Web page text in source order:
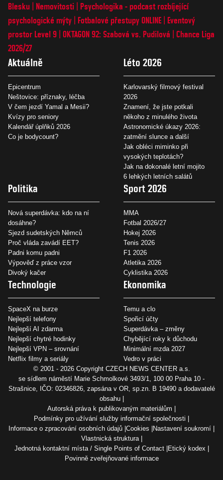
Blesku
Nemovitosti
Psychologika - podcast rozbíjející
psychologické mýty
Fotbalové přestupy ONLINE
Eventový
prostor Level 9 OKTAGON 92: Szabová vs. Pudilová
Chance Liga
2026/27
Aktuálně
Epicentrum
Neštovice: příznaky, léčba
V čem jezdí Yamal a Mesii?
Kvízy pro seniory
Kalendář úplňků 2026
Co je bodycount?
Léto 2026
Karlovarský filmový festival
2026
Znamení, že jste potkali
někoho z minulého života
Astronomické úkazy 2026:
zatmění slunce a další
Jak obléci miminko při
vysokých teplotách?
Jak na dokonalé letní mojito
6 lehkých letních salátů
Politika
Nová superdávka: kdo na ní
dosáhne?
Sjezd sudetských Němců
Proč vláda zavádí EET?
Padni komu padni
Výpověď z práce vzor
Divoký kačer
Sport 2026
MMA
Fotbal 2026/27
Hokej 2026
Tenis 2026
F1 2026
Atletika 2026
Cyklistika 2026
Technologie
SpaceX na burze
Nejlepší telefony
Nejlepší AI zdarma
Nejlepší chytré hodinky
Nejlepší VPN – srovnání
Netflix filmy a seriály
Ekonomika
Temu a clo
Spořicí účty
Superdávka – změny
Chybějící roky k důchodu
Minimální mzda 2027
Vedro v práci
© 2001 - 2026 Copyright CZECH NEWS CENTER a.s.
se sídlem náměstí Marie Schmolkové 3493/1, 100 00 Praha 10 -
Strašnice, IČO: 02346826, zapsána v OR, sp.zn. B 19490 a dodavatelé
obsahu
Autorská práva k publikovaným materiálům
Podmínky pro užívání služby informační společnosti
Informace o zpracování osobních údajů Cookies Nastavení soukromí
Vlastnická struktura
Jednotná kontaktní místa / Single Points of Contact Etický kodex
Povinně zveřejňované informace